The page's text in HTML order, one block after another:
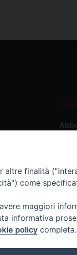
altre finalità
come
maggiori
informativa
policy completa.